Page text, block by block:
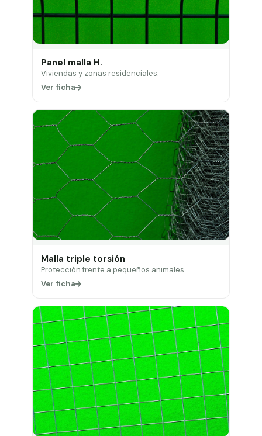
Panel malla H.
Viviendas y zonas residenciales.
Ver ficha
Malla triple torsión
Protección frente a pequeños animales.
Ver ficha